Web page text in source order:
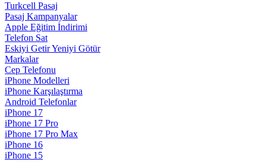
Turkcell Pasaj
Pasaj Kampanyalar
Apple Eğitim İndirimi
Telefon Sat
Eskiyi Getir Yeniyi Götür
Markalar
Cep Telefonu
iPhone Modelleri
iPhone Karşılaştırma
Android Telefonlar
iPhone 17
iPhone 17 Pro
iPhone 17 Pro Max
iPhone 16
iPhone 15